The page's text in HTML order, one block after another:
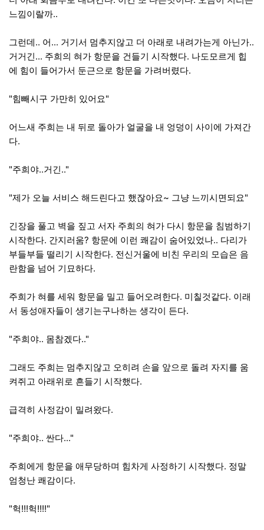
느낌이랄까..
그런데.. 어... 거기서 멈추지않고 더 아래로 내려가는게 아닌가..
거거긴... 주희의 혀가 항문을 건들기 시작했다. 나도모르게 힙
에 힘이 들어가서 둔근으로 항문을 가려버렸다.
"힘빼시구 가만히 있어요"
어느새 주희는 내 뒤로 돌아가 얼굴을 내 엉덩이 사이에 가져간
다.
"주희야..거긴.."
"제가 오늘 서비스 해드린다고 했잖아요~ 그냥 느끼시면되요"
긴장을 풀고 벽을 짚고 서자 주희의 혀가 다시 항문을 침범하기
시작한다. 간지러움? 항문에 이런 쾌감이 숨어있었나.. 다리가
부들부들 떨리기 시작한다. 전신거울에 비친 우리의 모습은 음
란함을 넘어 기묘하다.
주희가 혀를 세워 항문을 밀고 들어오려한다. 미칠것같다. 이래
서 동성애자들이 생기는구나하는 생각이 든다.
"주희야.. 몸참겠다.."
그래도 주희는 멈추지않고 오히려 손을 앞으로 돌려 자지를 움
켜쥐고 아래위로 흔들기 시작했다.
급격히 사정감이 밀려왔다.
"주희야.. 싼다..."
주희에게 항문을 애무당하며 힘차게 사정하기 시작했다. 정말
엄청난 쾌감이다.
"헉!!!헉!!!!"